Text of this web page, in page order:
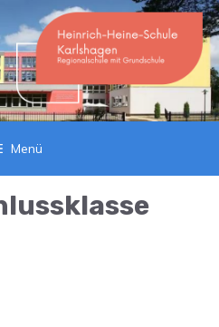
Menü